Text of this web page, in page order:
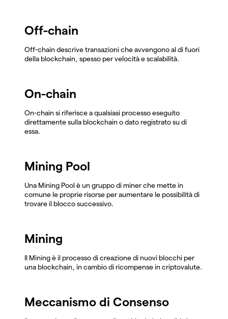
Off-chain
Off-chain descrive transazioni che avvengono al di fuori
della blockchain, spesso per velocità e scalabilità.
On-chain
On-chain si riferisce a qualsiasi processo eseguito
direttamente sulla blockchain o dato registrato su di
essa.
Mining Pool
Una Mining Pool è un gruppo di miner che mette in
comune le proprie risorse per aumentare le possibilità di
trovare il blocco successivo.
Mining
Il Mining è il processo di creazione di nuovi blocchi per
una blockchain, in cambio di ricompense in criptovalute.
Meccanismo di Consenso